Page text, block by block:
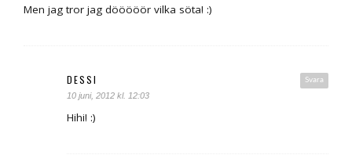
Men jag tror jag dööööör vilka söta! :)
Svara
DESSI
10 juni, 2012 kl. 12:03
Hihi! :)